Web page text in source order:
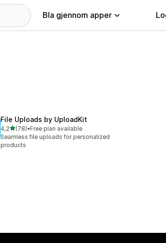
Bla gjennom apper
File Uploads by UploadKit
4,2av 5 stjerner
(78)
Totalt 78 omtaler
•Free plan available
Seamless file uploads for personalized
products